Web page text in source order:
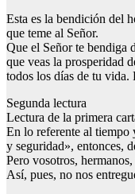
Esta es la bendición del
que teme al Señor.
Que el Señor te bendiga
que veas la prosperidad
todos los días de tu vida.
Segunda lectura
Lectura de la primera
En lo referente al tiempo
y seguridad», entonces,
Pero vosotros,
Así, pues, no nos